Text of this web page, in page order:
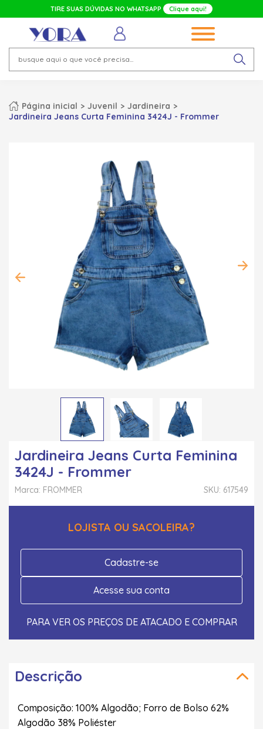
TIRE SUAS DÚVIDAS NO WHATSAPP Clique aqui!
Página inicial Juvenil
Jardineira
Jardineira Jeans Curta Feminina 3424J - Frommer
Jardineira Jeans Curta Feminina
3424J - Frommer
SKU: 617549
Marca: FROMMER
LOJISTA OU SACOLEIRA?
Cadastre-se
Acesse sua conta
PARA VER OS PREÇOS DE ATACADO E COMPRAR
Descrição
Composição: 100% Algodão; Forro de Bolso 62%
Algodão 38% Poliéster